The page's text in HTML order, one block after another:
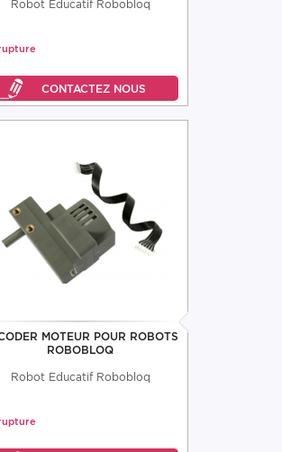
Robot Educatif Robobloq
MOTEUR POUR ROBOTS
ROBOBLOQ
Robot Educatif Robobloq